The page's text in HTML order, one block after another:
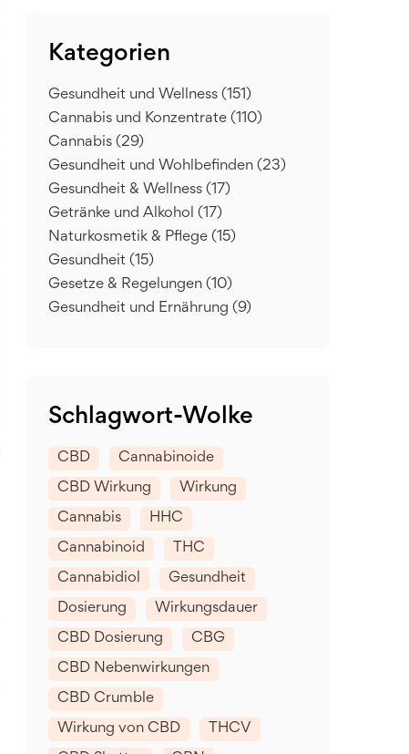
Kategorien
Gesundheit und Wellness (151)
Cannabis und Konzentrate (110)
Cannabis (29)
Gesundheit und Wohlbefinden (23)
Gesundheit & Wellness (17)
Getränke und Alkohol (17)
Naturkosmetik & Pflege (15)
Gesundheit (15)
Gesetze & Regelungen (10)
Gesundheit und Ernährung (9)
Schlagwort-Wolke
CBD Cannabinoide
CBD Wirkung Wirkung
Cannabis HHC
Cannabinoid THC
Cannabidiol Gesundheit
Dosierung Wirkungsdauer
CBD Dosierung CBG
CBD Nebenwirkungen
CBD Crumble
Wirkung von CBD THCV